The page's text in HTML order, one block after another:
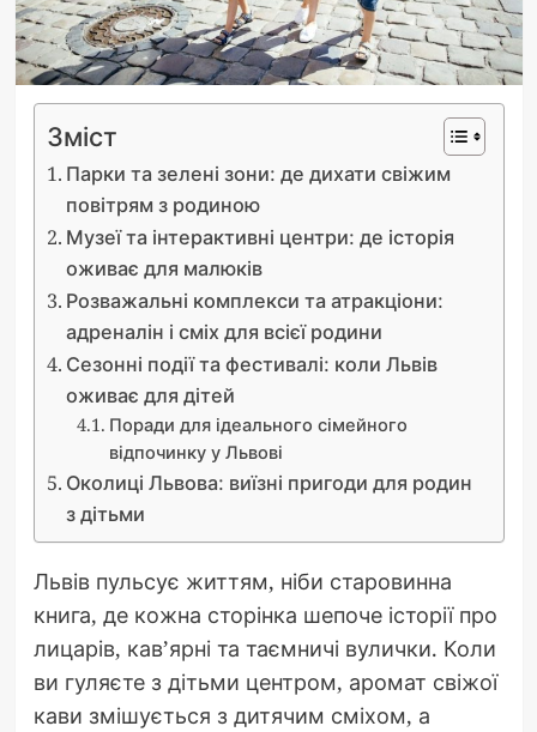
Зміст
Парки та зелені зони: де дихати свіжим
повітрям з родиною
Музеї та інтерактивні центри: де історія
оживає для малюків
Розважальні комплекси та атракціони:
адреналін і сміх для всієї родини
Сезонні події та фестивалі: коли Львів
оживає для дітей
Поради для ідеального сімейного
відпочинку у Львові
Околиці Львова: виїзні пригоди для родин
з дітьми
Львів пульсує життям, ніби старовинна
книга, де кожна сторінка шепоче історії про
лицарів, кав’ярні та таємничі вулички. Коли
ви гуляєте з дітьми центром, аромат свіжої
кави змішується з дитячим сміхом, а